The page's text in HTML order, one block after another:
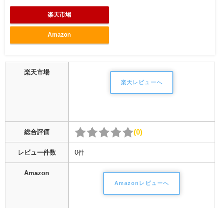
楽天市場
Amazon
楽天市場
楽天レビューへ
総合評価 0
レビュー件数 0件
Amazon
Amazonレビューへ